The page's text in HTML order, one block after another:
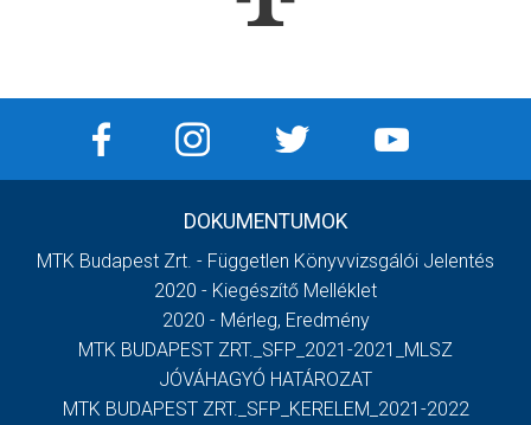
DOKUMENTUMOK
MTK Budapest Zrt. - Független Könyvvizsgálói Jelentés
2020 - Kiegészítő Melléklet
2020 - Mérleg, Eredmény
MTK BUDAPEST ZRT._SFP_2021-2021_MLSZ
JÓVÁHAGYÓ HATÁROZAT
MTK BUDAPEST ZRT._SFP_KERELEM_2021-2022